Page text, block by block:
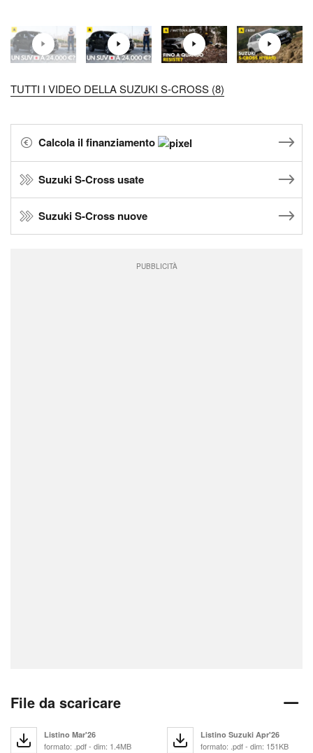
TUTTI I VIDEO DELLA SUZUKI S-CROSS (8)
Calcola il finanziamento
Suzuki S-Cross usate
Suzuki S-Cross nuove
PUBBLICITÀ
File da scaricare
Listino Mar'26
formato: .pdf - dim: 1.4MB
Listino Suzuki Apr'26
formato: .pdf - dim: 151KB